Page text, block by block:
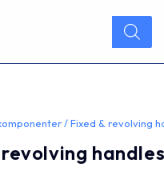
Products
search
/ Fixed & revolving
handles